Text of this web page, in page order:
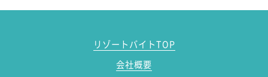
リゾートバイトTOP
会社概要